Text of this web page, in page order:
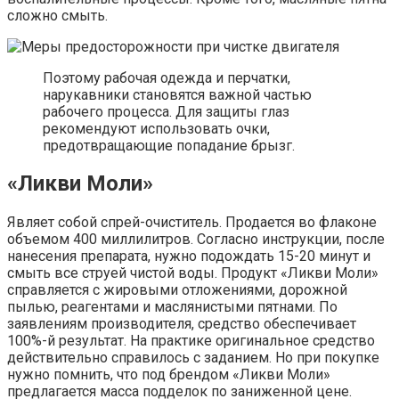
сложно смыть.
Поэтому рабочая одежда и перчатки,
нарукавники становятся важной частью
рабочего процесса. Для защиты глаз
рекомендуют использовать очки,
предотвращающие попадание брызг.
«Ликви Моли»
Являет собой спрей-очиститель. Продается во флаконе
объемом 400 миллилитров. Согласно инструкции, после
нанесения препарата, нужно подождать 15-20 минут и
смыть все струей чистой воды. Продукт «Ликви Моли»
справляется с жировыми отложениями, дорожной
пылью, реагентами и маслянистыми пятнами. По
заявлениям производителя, средство обеспечивает
100%-й результат. На практике оригинальное средство
действительно справилось с заданием. Но при покупке
нужно помнить, что под брендом «Ликви Моли»
предлагается масса подделок по заниженной цене.